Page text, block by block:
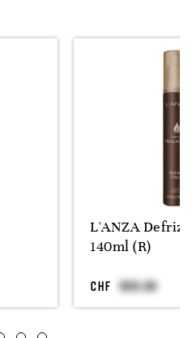
L'ANZA
140ml (R)
CHF